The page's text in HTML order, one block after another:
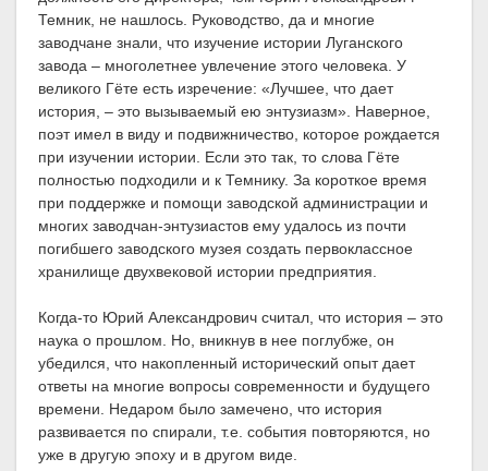
Темник, не нашлось. Руководство, да и многие
заводчане знали, что изучение истории Луганского
завода – многолетнее увлечение этого человека. У
великого Гёте есть изречение: «Лучшее, что дает
история, – это вызываемый ею энтузиазм». Наверное,
поэт имел в виду и подвижничество, которое рождается
при изучении истории. Если это так, то слова Гёте
полностью подходили и к Темнику. За короткое время
при поддержке и помощи заводской администрации и
многих заводчан-энтузиастов ему удалось из почти
погибшего заводского музея создать первоклассное
хранилище двухвековой истории предприятия.
Когда-то Юрий Александрович считал, что история – это
наука о прошлом. Но, вникнув в нее поглубже, он
убедился, что накопленный исторический опыт дает
ответы на многие вопросы современности и будущего
времени. Недаром было замечено, что история
развивается по спирали, т.е. события повторяются, но
уже в другую эпоху и в другом виде.